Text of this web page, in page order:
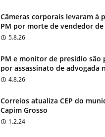
Câmeras corporais levaram à
PM por morte de vendedor de
5.8.26
PM e monitor de presídio são
por assassinato de advogada
4.8.26
Correios atualiza CEP do
Capim Grosso
1.2.24